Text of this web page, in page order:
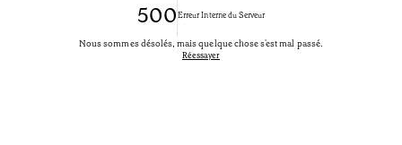
500Erreur Interne du Serveur
Nous sommes désolés, mais quelque chose s'est mal passé.
Réessayer